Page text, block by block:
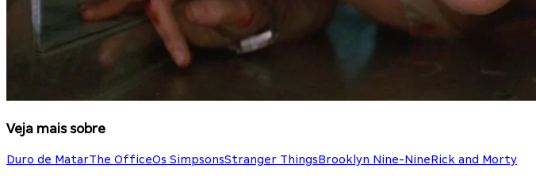
Veja mais sobre
Duro de MatarThe OfficeOs SimpsonsStranger ThingsBrooklyn Nine-NineRick and Morty